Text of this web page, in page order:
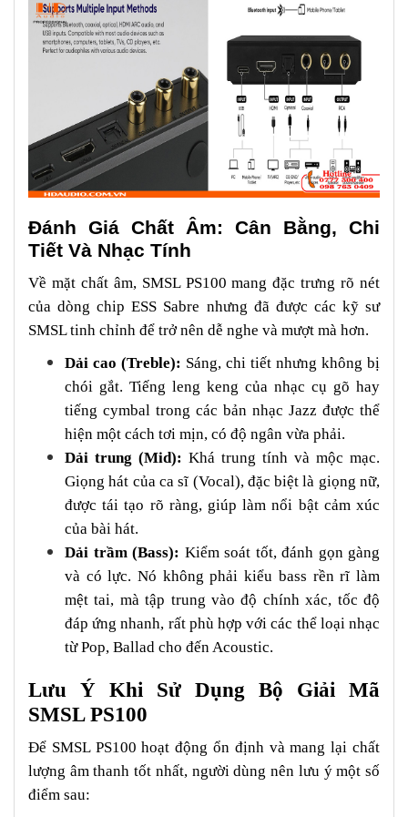
Đánh Giá Chất Âm: Cân Bằng, Chi
Tiết Và Nhạc Tính
Về mặt chất âm, SMSL PS100 mang đặc trưng rõ nét
của dòng chip ESS Sabre nhưng đã được các kỹ sư
SMSL tinh chỉnh để trở nên dễ nghe và mượt mà hơn.
Dải cao (Treble): Sáng, chi tiết nhưng không bị
chói gắt. Tiếng leng keng của nhạc cụ gõ hay
tiếng cymbal trong các bản nhạc Jazz được thể
hiện một cách tơi mịn, có độ ngân vừa phải.
Dải trung (Mid): Khá trung tính và mộc mạc.
Giọng hát của ca sĩ (Vocal), đặc biệt là giọng nữ,
được tái tạo rõ ràng, giúp làm nổi bật cảm xúc
của bài hát.
Dải trầm (Bass): Kiểm soát tốt, đánh gọn gàng
và có lực. Nó không phải kiểu bass rền rĩ làm
mệt tai, mà tập trung vào độ chính xác, tốc độ
đáp ứng nhanh, rất phù hợp với các thể loại nhạc
từ Pop, Ballad cho đến Acoustic.
Lưu Ý Khi Sử Dụng Bộ Giải Mã
SMSL PS100
Để SMSL PS100 hoạt động ổn định và mang lại chất
lượng âm thanh tốt nhất, người dùng nên lưu ý một số
điểm sau: